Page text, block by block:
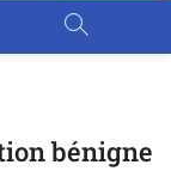
bénigne